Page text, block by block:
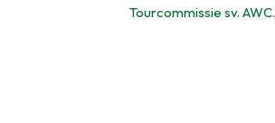
Tourcommissie sv. AWC.